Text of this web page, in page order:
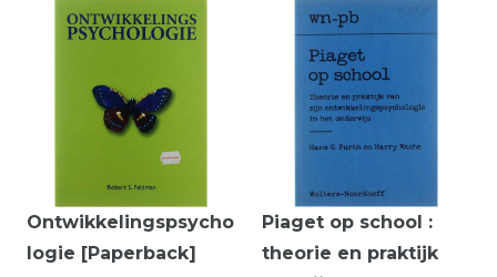
Ontwikkelingspsycho
logie [Paperback]
Piaget op school :
theorie en praktijk